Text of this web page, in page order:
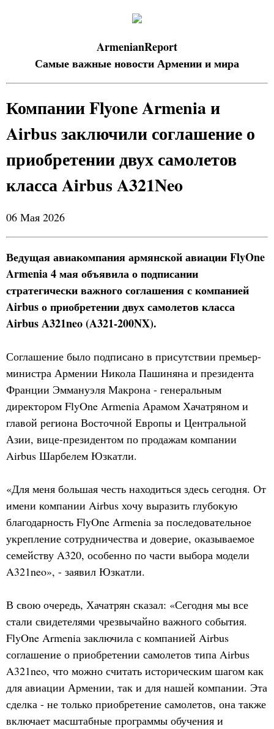
ArmenianReport
Самые важные новости Армении и мира
Компании Flyone Armenia и
Airbus заключили соглашение о
приобретении двух самолетов
класса Airbus A321Neo
06 Мая 2026
Ведущая авиакомпания армянской авиации FlyOne
Armenia 4 мая объявила о подписании
стратегически важного соглашения с компанией
Airbus о приобретении двух самолетов класса
Airbus A321neo (A321-200NX).
Соглашение было подписано в присутствии премьер-
министра Армении Никола Пашиняна и президента
Франции Эммануэля Макрона - генеральным
директором FlyOne Armenia Арамом Хачатряном и
главой региона Восточной Европы и Центральной
Азии, вице-президентом по продажам компании
Airbus Шарбелем Юзкатли.
«Для меня большая честь находиться здесь сегодня. От
имени компании Airbus хочу выразить глубокую
благодарность FlyOne Armenia за последовательное
укрепление сотрудничества и доверие, оказываемое
семейству A320, особенно по части выбора модели
A321neo», - заявил Юзкатли.
В свою очередь, Хачатрян сказал: «Сегодня мы все
стали свидетелями чрезвычайно важного события.
FlyOne Armenia заключила с компанией Airbus
соглашение о приобретении самолетов типа Airbus
A321neo, что можно считать историческим шагом как
для авиации Армении, так и для нашей компании. Эта
сделка - не только приобретение самолетов, она также
включает масштабные программы обучения и